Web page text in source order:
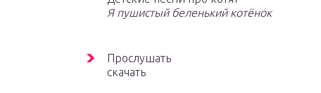
Я пушистый беленький котёнок
Прослушать
скачать